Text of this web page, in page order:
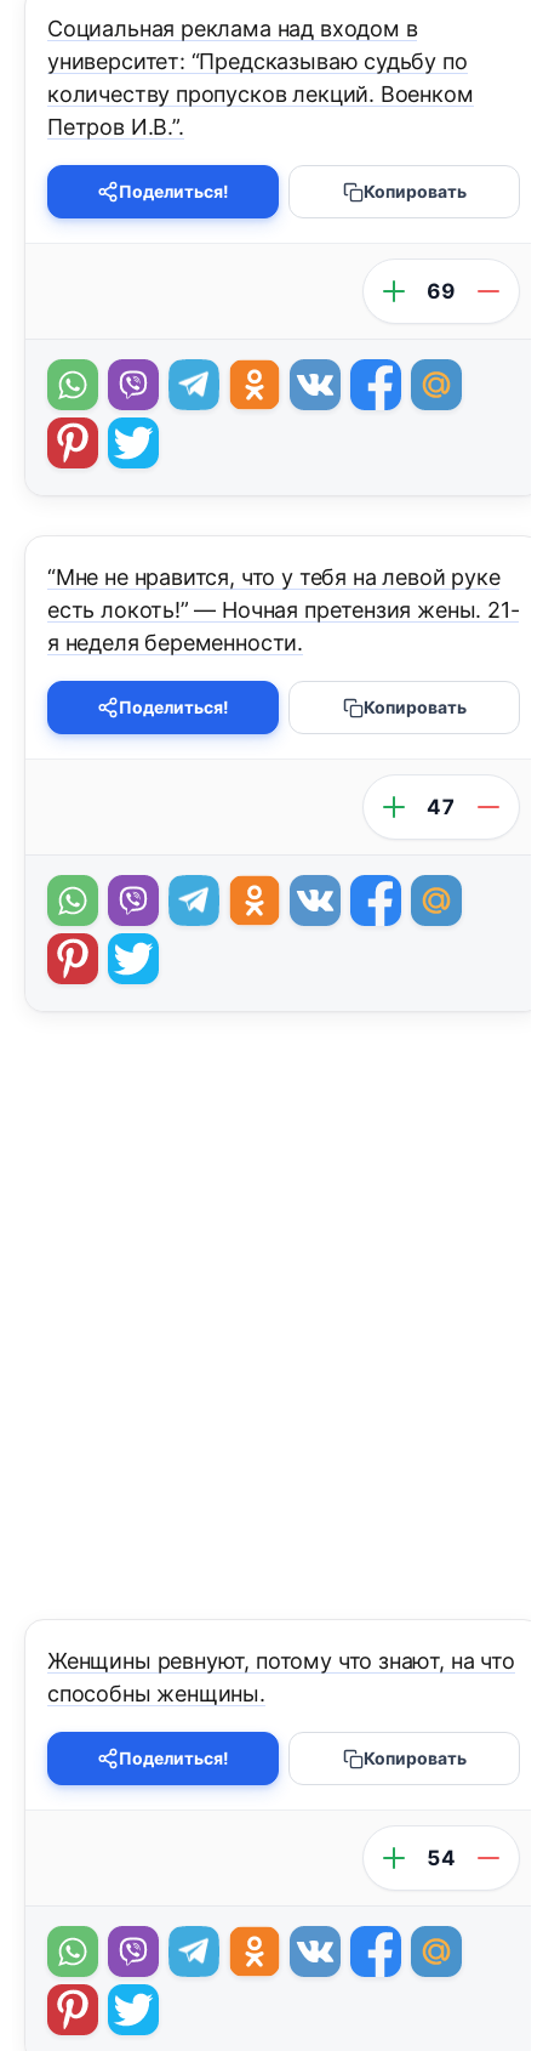
Социальная реклама над входом в
университет: “Предсказываю судьбу по
количеству пропусков лекций. Военком
Петров И.В.”.
Поделиться! Копировать
69
“Мне не нравится, что у тебя на левой руке
есть локоть!” — Ночная претензия жены. 21-
я неделя беременности.
Поделиться! Копировать
47
Женщины ревнуют, потому что знают, на что
способны женщины.
Поделиться! Копировать
54